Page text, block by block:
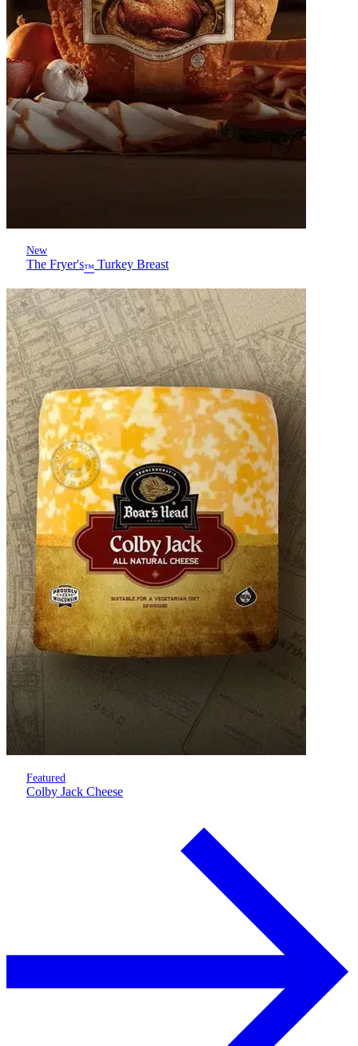
New
The Fryer's™ Turkey Breast
Featured
Colby Jack Cheese